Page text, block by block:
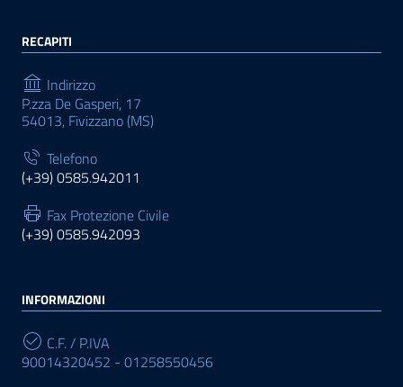
RECAPITI
Indirizzo
P.zza De Gasperi, 17
54013, Fivizzano (MS)
Telefono
(+39) 0585.942011
Fax Protezione Civile
(+39) 0585.942093
INFORMAZIONI
C.F. / P.IVA
90014320452 - 01258550456